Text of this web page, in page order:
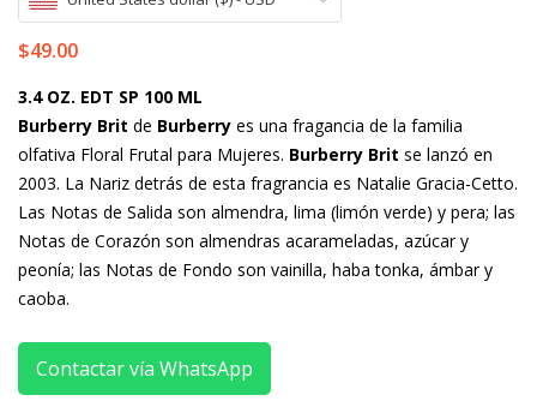
$49.00
3.4 OZ. EDT SP 100 ML
Burberry Brit de Burberry es una fragancia de la familia
olfativa Floral Frutal para Mujeres. Burberry Brit se lanzó en
2003. La Nariz detrás de esta fragrancia es Natalie Gracia-Cetto.
Las Notas de Salida son almendra, lima (limón verde) y pera; las
Notas de Corazón son almendras acarameladas, azúcar y
peonía; las Notas de Fondo son vainilla, haba tonka, ámbar y
caoba.
Contactar vía WhatsApp